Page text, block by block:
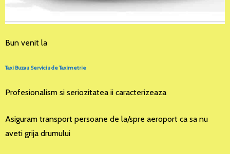
Bun venit la
Taxi Buzau Serviciu de Taximetrie
Profesionalism si seriozitatea ii caracterizeaza
Asiguram transport persoane de la/spre aeroport ca sa nu
aveti grija drumului